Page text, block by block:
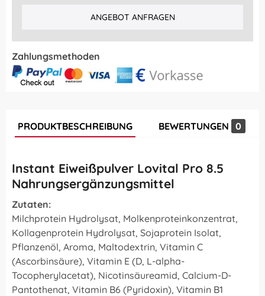
ANGEBOT ANFRAGEN
Zahlungsmethoden
PRODUKTBESCHREIBUNG BEWERTUNGEN 0
Instant Eiweißpulver Lovital Pro 8.5
Nahrungsergänzungsmittel
Zutaten:
Milchprotein Hydrolysat, Molkenproteinkonzentrat,
Kollagenprotein Hydrolysat, Sojaprotein Isolat,
Pflanzenöl, Aroma, Maltodextrin, Vitamin C
(Ascorbinsäure), Vitamin E (D, L-alpha-
Tocopherylacetat), Nicotinsäureamid, Calcium-D-
Pantothenat, Vitamin B6 (Pyridoxin), Vitamin B1